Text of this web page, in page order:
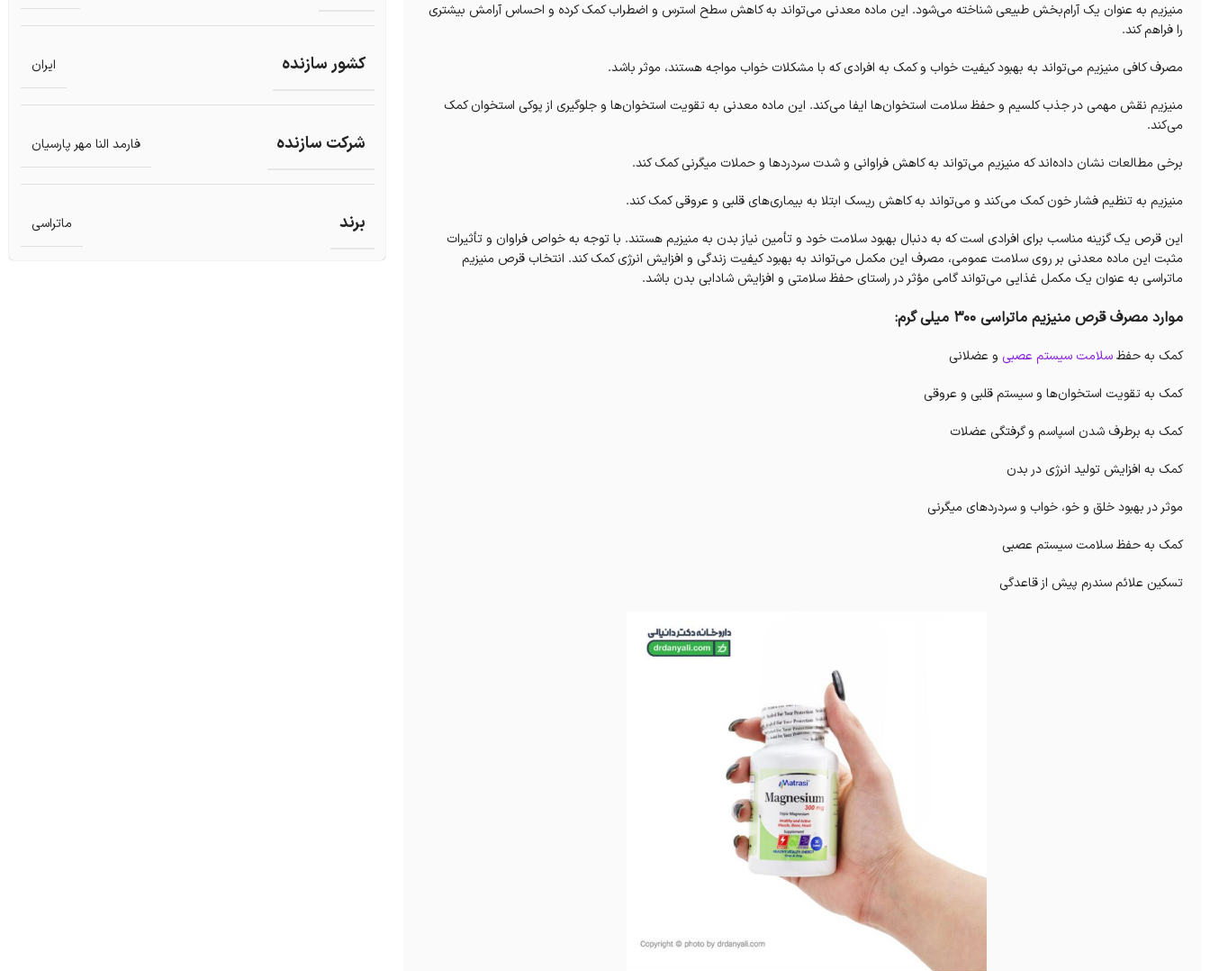
منیزیم به عنوان یک آرام‌بخش طبیعی شناخته می‌شود. این ماده معدنی می‌تواند به کاهش سطح استرس و اضطراب کمک کرده و احساس آرامش بیشتری
را فراهم کند.
مصرف کافی منیزیم می‌تواند به بهبود کیفیت خواب و کمک به افرادی که با مشکلات خواب مواجه هستند، موثر باشد.
منیزیم نقش مهمی در جذب کلسیم و حفظ سلامت استخوان‌ها ایفا می‌کند. این ماده معدنی به تقویت استخوان‌ها و جلوگیری از پوکی استخوان کمک
می‌کند.
برخی مطالعات نشان داده‌اند که منیزیم می‌تواند به کاهش فراوانی و شدت سردردها و حملات میگرنی کمک کند.
منیزیم به تنظیم فشار خون کمک می‌کند و می‌تواند به کاهش ریسک ابتلا به بیماری‌های قلبی و عروقی کمک کند.
این قرص یک گزینه مناسب برای افرادی است که به دنبال بهبود سلامت خود و تأمین نیاز بدن به منیزیم هستند. با توجه به خواص فراوان و تأثیرات
مثبت این ماده معدنی بر روی سلامت عمومی، مصرف این مکمل می‌تواند به بهبود کیفیت زندگی و افزایش انرژی کمک کند. انتخاب قرص منیزیم
ماتراسی به عنوان یک مکمل غذایی می‌تواند گامی مؤثر در راستای حفظ سلامتی و افزایش شادابی بدن باشد.
موارد مصرف قرص منیزیم ماتراسی 300 میلی گرم:
کمک به حفظسلامت سیستم عصبی و عضلانی
کمک به تقویت استخوان‌ها و سیستم قلبی‎ و عروقی
کمک به برطرف شدن اسپاسم و گرفتگی عضلات
کمک به افزایش تولید انرژی در بدن
موثر در بهبود خلق و خو، خواب و سردردهای میگرنی
کمک به حفظ سلامت سیستم عصبی
تسکین علائم سندرم پیش از قاعدگی
کشور سازنده ایران
شرکت سازنده فارمد النا مهر پارسیان
برند ماتراسی